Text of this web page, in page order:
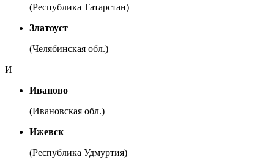
(Республика Татарстан)
Златоуст
(Челябинская обл.)
И
Иваново
(Ивановская обл.)
Ижевск
(Республика Удмуртия)